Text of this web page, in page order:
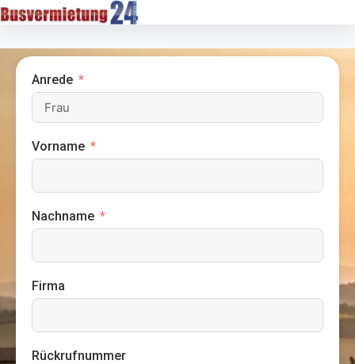
Anrede
Vorname
Nachname
Firma
Rückrufnummer